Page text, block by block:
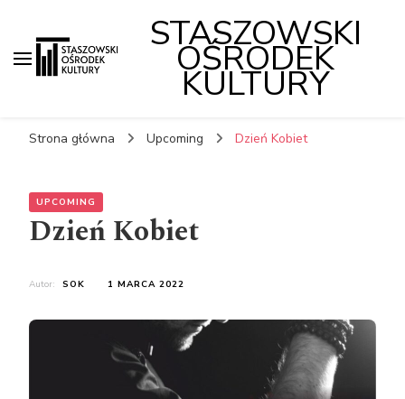
STASZOWSKI
OŚRODEK
KULTURY
Strona główna Upcoming Dzień Kobiet
UPCOMING
Dzień Kobiet
Autor: SOK 1 MARCA 2022